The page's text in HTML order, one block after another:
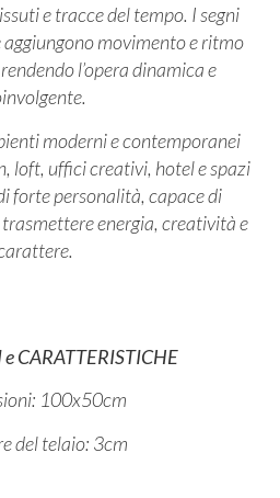
e tracce del tempo. I segni
aggiungono movimento e ritmo
l’opera dinamica e
moderni e contemporanei
loft, uffici creativi, hotel e spazi
forte personalità, capace di
energia, creatività e
CARATTERISTICHE
100x50cm
del telaio: 3cm